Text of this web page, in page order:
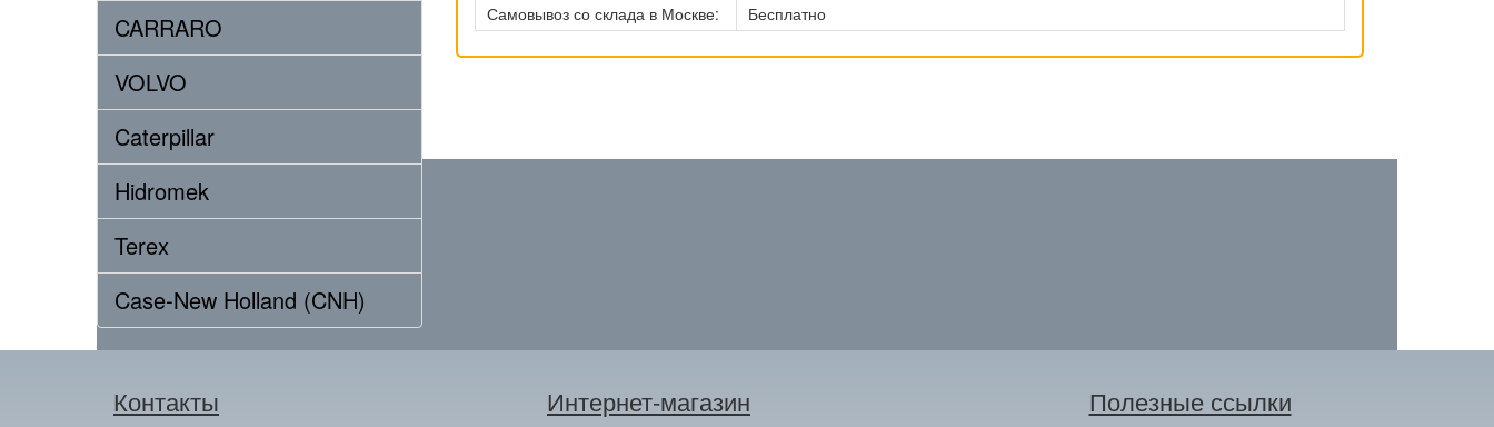
CARRARO
VOLVO
Caterpillar
Hidromek
Terex
Case-New Holland (CNH)
Самовывоз со склада в Москве:
Бесплатно
Контакты Интернет-магазин Полезные ссылки